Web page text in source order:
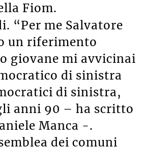
Fiom.
“Per me Salvatore
un riferimento
giovane mi avvicinai
di sinistra
di sinistra,
anni 90 – ha scritto
Manca -.
dei comuni